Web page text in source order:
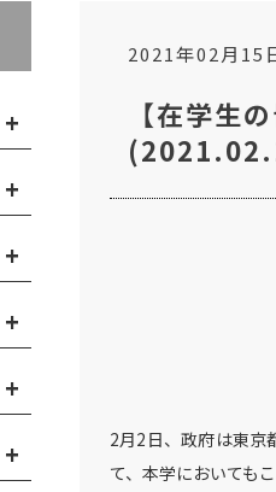
2021年02月15
【在学生
2月2日、政府は東京
て、本学においても